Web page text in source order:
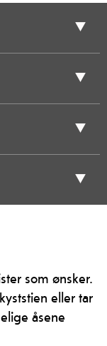
som ønsker.
eller tar
åsene